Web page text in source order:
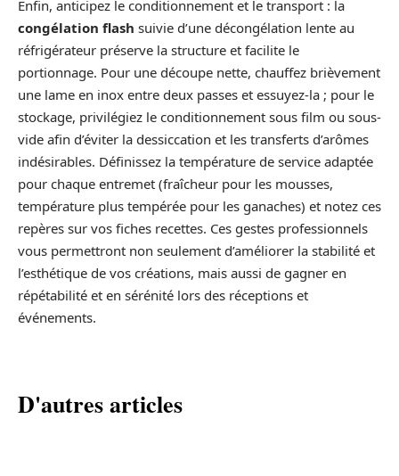
Enfin, anticipez le conditionnement et le transport : la
congélation flash suivie d’une décongélation lente au
réfrigérateur préserve la structure et facilite le
portionnage. Pour une découpe nette, chauffez brièvement
une lame en inox entre deux passes et essuyez-la ; pour le
stockage, privilégiez le conditionnement sous film ou sous-
vide afin d’éviter la dessiccation et les transferts d’arômes
indésirables. Définissez la température de service adaptée
pour chaque entremet (fraîcheur pour les mousses,
température plus tempérée pour les ganaches) et notez ces
repères sur vos fiches recettes. Ces gestes professionnels
vous permettront non seulement d’améliorer la stabilité et
l’esthétique de vos créations, mais aussi de gagner en
répétabilité et en sérénité lors des réceptions et
événements.
D'autres articles